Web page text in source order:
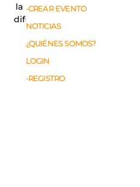
la
diferencia.
-CREAR EVENTO
NOTICIAS
¿QUIÉNES SOMOS?
LOGIN
-REGISTRO